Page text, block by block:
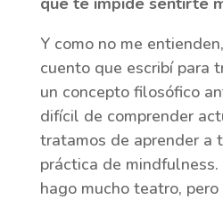
Y como no me
cuento que escribí para
un concepto filosófico
difícil de comprender
tratamos de aprender a
práctica de mindfulness.
hago mucho teatro,